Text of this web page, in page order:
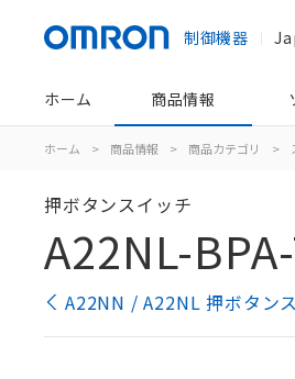
制御機器
ホーム 商品情報
ホーム > 商品情報 > 商品カテゴリ >
押ボタンスイッチ
A22NL-
A22NN / A22NL 押ボタン